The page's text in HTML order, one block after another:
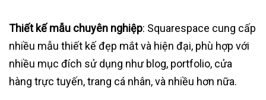
Thiết kế mẫu chuyên nghiệp: Squarespace cung cấp
nhiều mẫu thiết kế đẹp mắt và hiện đại, phù hợp với
nhiều mục đích sử dụng như blog, portfolio, cửa
hàng trực tuyến, trang cá nhân, và nhiều hơn nữa.